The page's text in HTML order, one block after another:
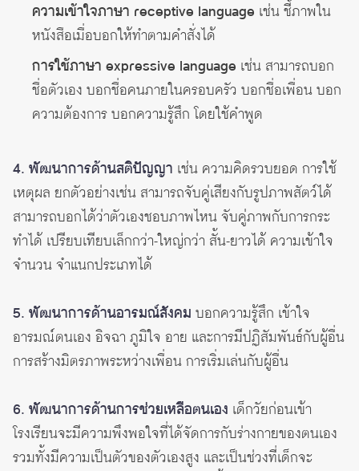
ความเข้าใจภาษา receptive language เช่น ชี้ภาพใน
หนังสือเมื่อบอกให้ทำตามคำสั่งได้
การใช้ภาษา expressive language เช่น สามารถบอก
ชื่อตัวเอง บอกชื่อคนภายในครอบครัว บอกชื่อเพื่อน บอก
ความต้องการ บอกความรู้สึก โดยใช้คำพูด
4. พัฒนาการด้านสติปัญญา เช่น ความคิดรวบยอด การใช้
เหตุผล ยกตัวอย่างเช่น สามารถจับคู่เสียงกับรูปภาพสัตว์ได้
สามารถบอกได้ว่าตัวเองชอบภาพไหน จับคู่ภาพกับการกระ
ทำได้ เปรียบเทียบเล็กกว่า-ใหญ่กว่า สั้น-ยาวได้ ความเข้าใจ
จำนวน จำแนกประเภทได้
5. พัฒนาการด้านอารมณ์สังคม บอกความรู้สึก เข้าใจ
อารมณ์ตนเอง อิจฉา ภูมิใจ อาย และการมีปฏิสัมพันธ์กับผู้อื่น
การสร้างมิตรภาพระหว่างเพื่อน การเริ่มเล่นกับผู้อื่น
6. พัฒนาการด้านการช่วยเหลือตนเอง เด็กวัยก่อนเข้า
โรงเรียนจะมีความพึงพอใจที่ได้จัดการกับร่างกายของตนเอง
รวมทั้งมีความเป็นตัวของตัวเองสูง และเป็นช่วงที่เด็กจะ